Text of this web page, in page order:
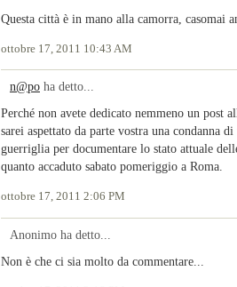
Questa città è in mano alla camorra, casomai
ottobre 17, 2011 10:43 AM
n@po ha detto...
Perché non avete dedicato nemmeno un post
sarei aspettato da parte vostra una condanna
guerriglia per documentare lo stato attuale
quanto accaduto sabato pomeriggio a Roma.
ottobre 17, 2011 2:06 PM
Anonimo ha detto...
Non è che ci sia molto da commentare...